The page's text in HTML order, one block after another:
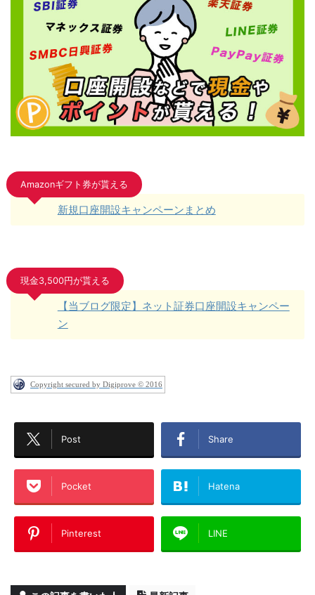
Amazonギフト券が貰える
新規口座開設キャンペーンまとめ
現金3,500円が貰える
【当ブログ限定】ネット証券口座開設キャンペー
ン
Copyright secured by Digiprove © 2016
Post Share
Pocket Hatena
Pinterest LINE